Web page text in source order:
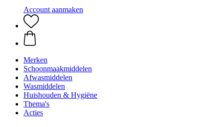
Account aanmaken
Merken
Schoonmaakmiddelen
Afwasmiddelen
Wasmiddelen
Huishouden & Hygiëne
Thema's
Acties